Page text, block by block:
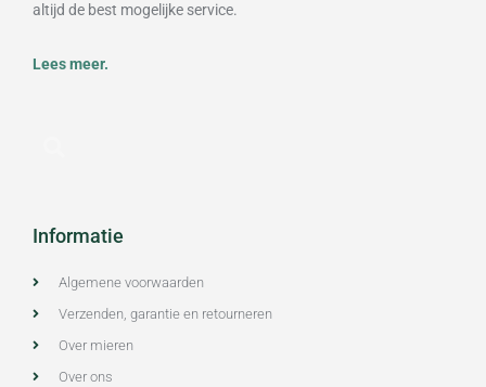
altijd de best mogelijke service.
Lees meer.
Informatie
Algemene voorwaarden
Verzenden, garantie en retourneren
Over mieren
Over ons